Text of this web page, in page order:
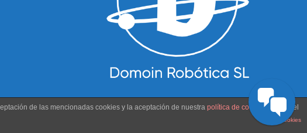
CONTACTO
de las mencionadas cookies y la aceptación de nuestra política de cookies, pinche el
plugin cookies